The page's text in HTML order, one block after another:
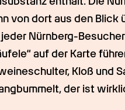
von dort aus den
Nürnberg-
auf der Karte
Kloß und
der ist